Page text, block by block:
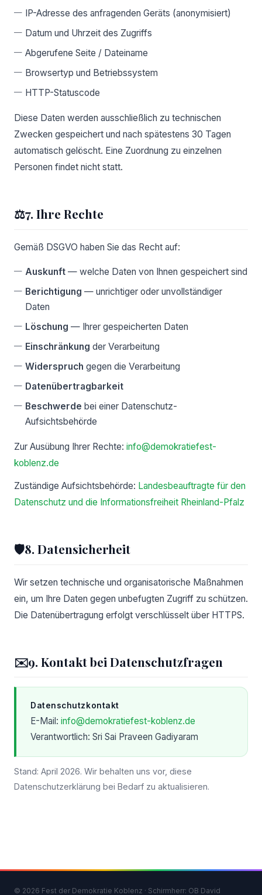
IP-Adresse des anfragenden Geräts (anonymisiert)
Datum und Uhrzeit des Zugriffs
Abgerufene Seite / Dateiname
Browsertyp und Betriebssystem
HTTP-Statuscode
Diese Daten werden ausschließlich zu technischen
Zwecken gespeichert und nach spätestens 30 Tagen
automatisch gelöscht. Eine Zuordnung zu einzelnen
Personen findet nicht statt.
⚖️7. Ihre Rechte
Gemäß DSGVO haben Sie das Recht auf:
Auskunft — welche Daten von Ihnen gespeichert sind
Berichtigung — unrichtiger oder unvollständiger
Daten
Löschung — Ihrer gespeicherten Daten
Einschränkung der Verarbeitung
Widerspruch gegen die Verarbeitung
Datenübertragbarkeit
Beschwerde bei einer Datenschutz-
Aufsichtsbehörde
Zur Ausübung Ihrer Rechte: info@demokratiefest-
koblenz.de
Zuständige Aufsichtsbehörde: Landesbeauftragte für den
Datenschutz und die Informationsfreiheit Rheinland-Pfalz
🛡️8. Datensicherheit
Wir setzen technische und organisatorische Maßnahmen
ein, um Ihre Daten gegen unbefugten Zugriff zu schützen.
Die Datenübertragung erfolgt verschlüsselt über HTTPS.
✉️9. Kontakt bei Datenschutzfragen
Datenschutzkontakt
E-Mail: info@demokratiefest-koblenz.de
Verantwortlich: Sri Sai Praveen Gadiyaram
Stand: April 2026. Wir behalten uns vor, diese
Datenschutzerklärung bei Bedarf zu aktualisieren.
© 2026 Fest der Demokratie Koblenz · Schirmherr: OB David